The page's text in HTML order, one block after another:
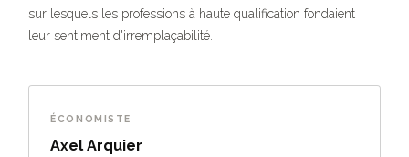
sur lesquels les professions à haute qualification fondaient
leur sentiment d'irremplaçabilité.
ÉCONOMISTE
Axel Arquier